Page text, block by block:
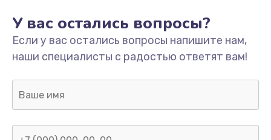
У вас остались вопросы?
Если у вас остались вопросы напишите нам,
наши специалисты с радостью ответят вам!